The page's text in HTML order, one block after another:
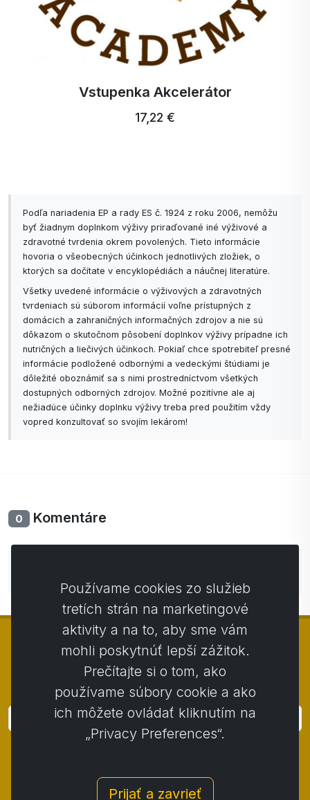
Vstupenka Akcelerátor
17,22 €
Podľa nariadenia EP a rady ES č. 1924 z roku 2006, nemôžu
byť žiadnym doplnkom výživy priraďované iné výživové a
zdravotné tvrdenia okrem povolených. Tieto informácie
hovoria o všeobecných účinkoch jednotlivých zložiek, o
ktorých sa dočítate v encyklopédiách a náučnej literatúre.
Všetky uvedené informácie o výživových a zdravotných
tvrdeniach sú súborom informácií voľne prístupných z
domácich a zahraničných informačných zdrojov a nie sú
dôkazom o skutočnom pôsobení doplnkov výživy prípadne ich
nutričných a liečivých účinkoch. Pokiaľ chce spotrebiteľ presné
informácie podložené odbornými a vedeckými štúdiami je
dôležité oboznámiť sa s nimi prostredníctvom všetkých
dostupných odborných zdrojov. Možné pozitívne ale aj
nežiadúce účinky doplnku výživy treba pred použitím vždy
vopred konzultovať so svojím lekárom!
0 Komentáre
© Copyright 2014 - 2026 Activstar
Prihlásiť
Kontakt / Obchodné podmienky
Ochrana osobných údajov / Reklamačný poriadok
Používame cookies zo služieb
tretích strán na marketingové
aktivity a na to, aby sme vám
mohli poskytnúť lepší zážitok.
Prečítajte si o tom, ako
používame súbory cookie a ako
ich môžete ovládať kliknutím na
„Privacy Preferences“.
Prijať a zavrieť